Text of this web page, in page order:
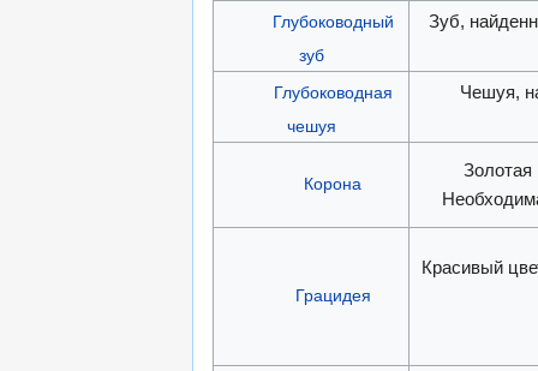
Глубоководный
зуб
Зуб,
Глубоководная
чешуя
Чешуя,
Корона
Золотая
Грацидея
Красивый